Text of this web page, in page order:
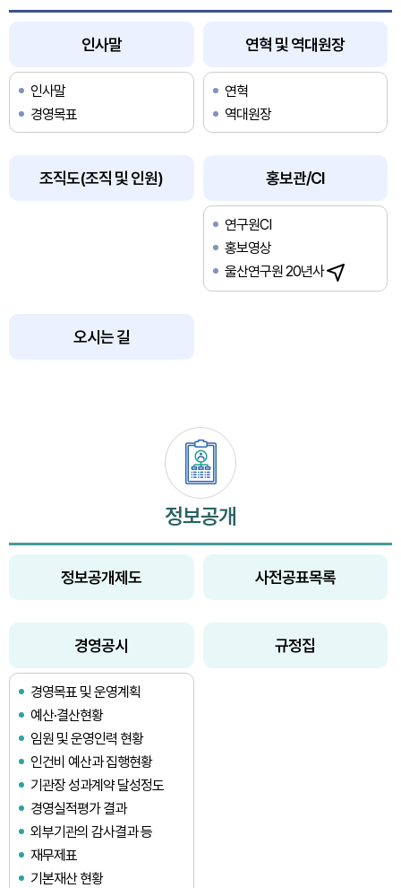
인사말
인사말
경영목표
연혁 및 역대원장
연혁
역대원장
조직도(조직 및 인원) 홍보관/CI
연구원CI
홍보영상
울산연구원 20년사
오시는 길
정보공개
정보공개제도 사전공표목록
경영공시
경영목표 및 운영계획
예산·결산현황
임원 및 운영인력 현황
인건비 예산과 집행현황
기관장 성과계약 달성정도
경영실적평가 결과
외부기관의 감사결과 등
재무제표
기본재산 현황
규정집